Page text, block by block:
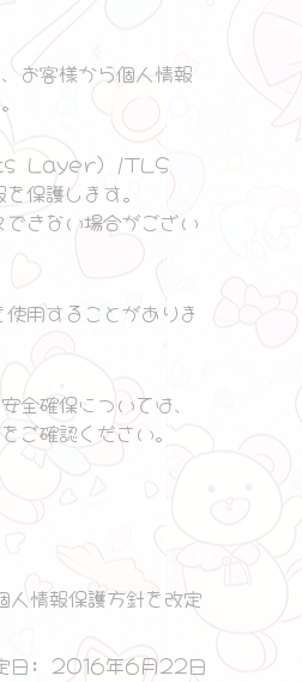
お客様から個人情報
Layer) /TLS
護します。
きない場合がござい
用することがありま
確保については、
ご確認ください。
人情報保護方針を改定
日: 2016年6月22日